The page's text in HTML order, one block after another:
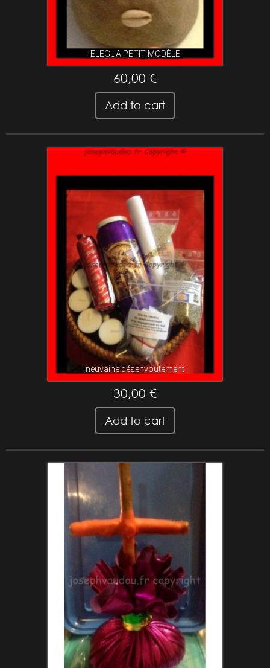
ELEGUA PETIT MODÈLE
60,00 €
Add to cart
neuvaine désenvoutement
30,00 €
Add to cart